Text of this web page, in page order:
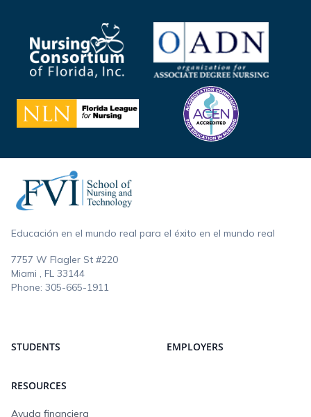
Educación en el mundo real para el éxito en el mundo real
7757 W Flagler St #220
Miami , FL 33144
Phone: 305-665-1911
STUDENTS EMPLOYERS
RESOURCES
Ayuda financiera